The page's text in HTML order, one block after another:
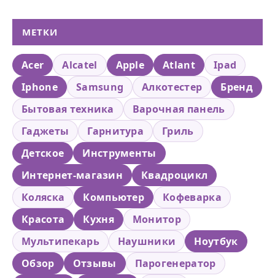
МЕТКИ
Acer Alcatel Apple Atlant
Ipad
Iphone
Samsung Алкотестер
Бренд
Бытовая техника
Варочная панель
Гаджеты
Гарнитура
Гриль
Детское
Инструменты
Интернет-магазин
Квадроцикл
Коляска
Компьютер
Кофеварка
Красота
Кухня
Монитор
Мультипекарь
Наушники
Ноутбук
Обзор
Отзывы
Парогенератор